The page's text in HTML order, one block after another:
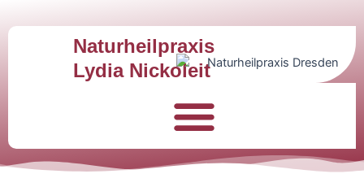
Naturheilpraxis
Lydia Nickoleit